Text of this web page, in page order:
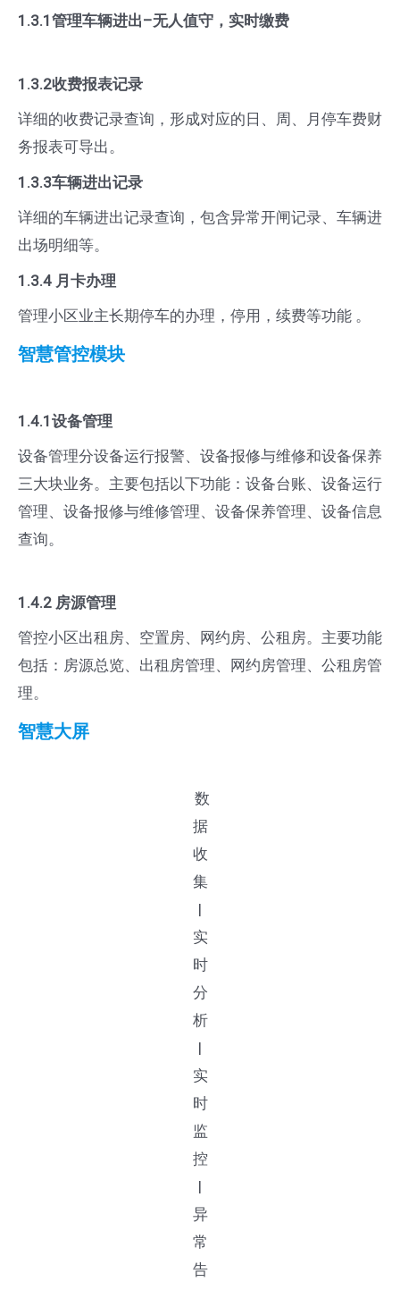
1.3.1管理车辆进出–无人值守，实时缴费
1.3.2收费报表记录
详细的收费记录查询，形成对应的日、周、月停车费财
务报表可导出。
1.3.3车辆进出记录
详细的车辆进出记录查询，包含异常开闸记录、车辆进
出场明细等。
1.3.4 月卡办理
管理小区业主长期停车的办理，停用，续费等功能 。
智慧管控模块
1.4.1设备管理
设备管理分设备运行报警、设备报修与维修和设备保养
三大块业务。主要包括以下功能：设备台账、设备运行
管理、设备报修与维修管理、设备保养管理、设备信息
查询。
1.4.2 房源管理
管控小区出租房、空置房、网约房、公租房。主要功能
包括：房源总览、出租房管理、网约房管理、公租房管
理。
智慧大屏
数
据
收
集
|
实
时
分
析
|
实
时
监
控
|
异
常
告